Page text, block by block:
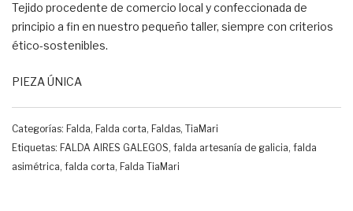
Tejido procedente de comercio local y confeccionada de
principio a fin en nuestro pequeño taller, siempre con criterios
ético-sostenibles.
PIEZA ÚNICA
Categorías: Falda, Falda corta, Faldas, TiaMari
Etiquetas: FALDA AIRES GALEGOS, falda artesanía de galicia, falda
asimétrica, falda corta, Falda TiaMari